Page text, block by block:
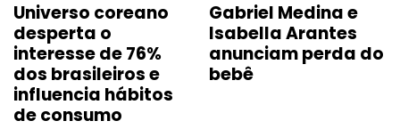
Universo coreano
desperta o
interesse de 76%
dos brasileiros e
influencia hábitos
de consumo
Gabriel Medina e
Isabella Arantes
anunciam perda do
bebê